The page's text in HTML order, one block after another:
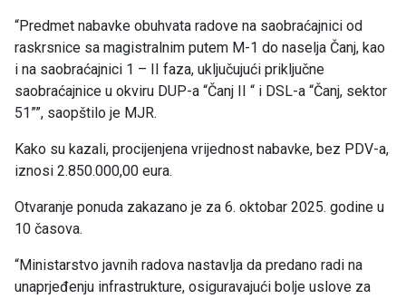
“Predmet nabavke obuhvata radove na saobraćajnici od
raskrsnice sa magistralnim putem M-1 do naselja Čanj, kao
i na saobraćajnici 1 – II faza, uključujući priključne
saobraćajnice u okviru DUP-a “Čanj II “ i DSL-a “Čanj, sektor
51””, saopštilo je MJR.
Kako su kazali, procijenjena vrijednost nabavke, bez PDV-a,
iznosi 2.850.000,00 eura.
Otvaranje ponuda zakazano je za 6. oktobar 2025. godine u
10 časova.
“Ministarstvo javnih radova nastavlja da predano radi na
unaprjeđenju infrastrukture, osiguravajući bolje uslove za